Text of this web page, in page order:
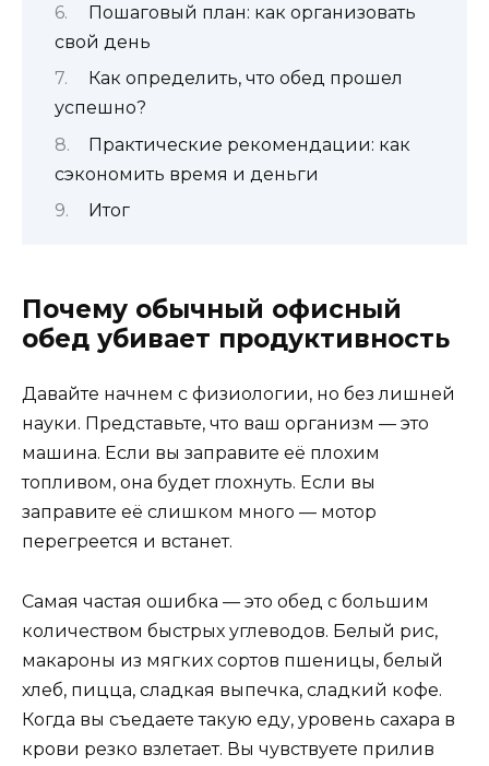
Пошаговый план: как организовать
свой день
Как определить, что обед прошел
успешно?
Практические рекомендации: как
сэкономить время и деньги
Итог
Почему обычный офисный
обед убивает продуктивность
Давайте начнем с физиологии, но без лишней
науки. Представьте, что ваш организм — это
машина. Если вы заправите её плохим
топливом, она будет глохнуть. Если вы
заправите её слишком много — мотор
перегреется и встанет.
Самая частая ошибка — это обед с большим
количеством быстрых углеводов. Белый рис,
макароны из мягких сортов пшеницы, белый
хлеб, пицца, сладкая выпечка, сладкий кофе.
Когда вы съедаете такую еду, уровень сахара в
крови резко взлетает. Вы чувствуете прилив